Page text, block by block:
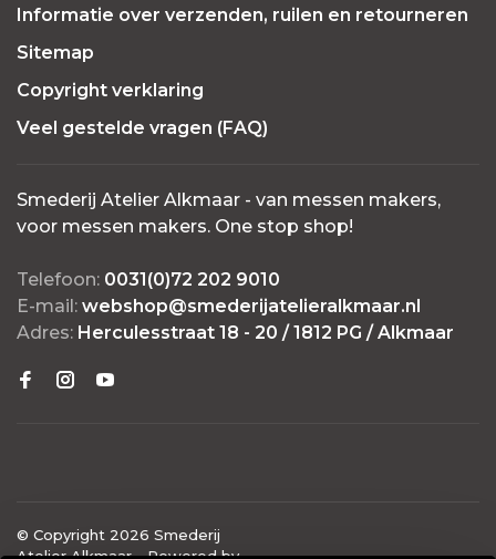
Informatie over verzenden, ruilen en retourneren
Sitemap
Copyright verklaring
Veel gestelde vragen (FAQ)
Smederij Atelier Alkmaar - van messen makers,
voor messen makers. One stop shop!
Telefoon: 0031(0)72 202 9010
E-mail: webshop@smederijatelieralkmaar.nl
Adres: Herculesstraat 18 - 20 / 1812 PG / Alkmaar
© Copyright 2026 Smederij